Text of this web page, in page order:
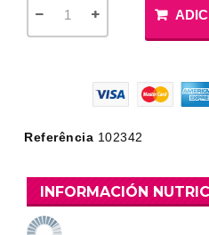
Referência 102342
INFORMACIÓN